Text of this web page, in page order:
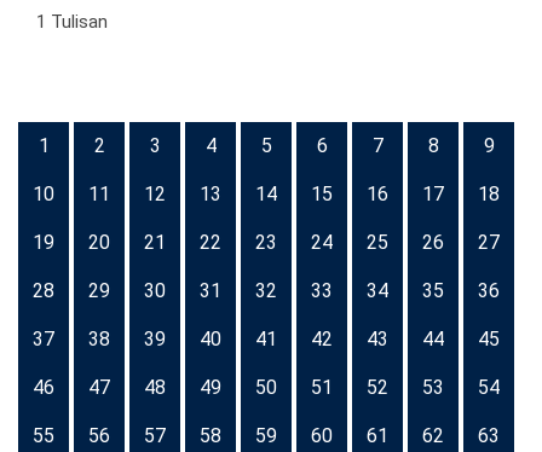
1 Tulisan
1 2 3 4 5 6 7 8 9
10 11 12 13 14 15 16 17 18
19 20 21 22 23 24 25 26 27
28 29 30 31 32 33 34 35 36
37 38 39 40 41 42 43 44 45
46 47 48 49 50 51 52 53 54
55 56 57 58 59 60 61 62 63